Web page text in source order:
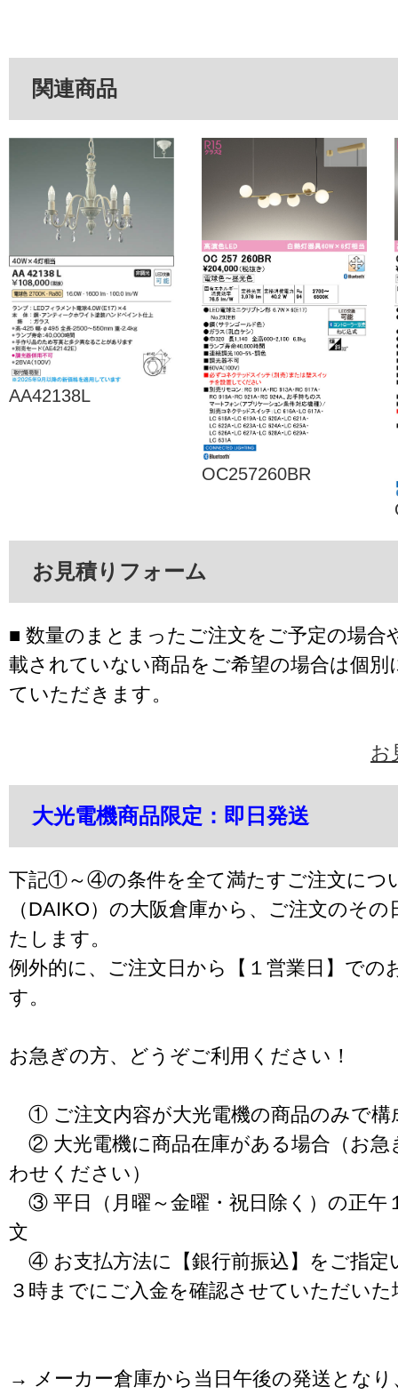
関連商品
AA42138L
OC257260BR
お見積りフォーム
■ 数量のまとまったご注文をご予定の場合
載されていない商品をご希望の場合は個別
ていただきます。
お
大光電機商品限定：即日発送
下記①～④の条件を全て満たすご注文につ
（DAIKO）の大阪倉庫から、ご注文のそ
たします。
例外的に、ご注文日から【１営業日】での
す。
お急ぎの方、どうぞご利用ください！
① ご注文内容が大光電機の商品のみで構
② 大光電機に商品在庫がある場合（お急
わせください）
③ 平日（月曜～金曜・祝日除く）の正午
文
④ お支払方法に【銀行前振込】をご指定
３時までにご入金を確認させていただいた
→ メーカー倉庫から当日午後の発送となり